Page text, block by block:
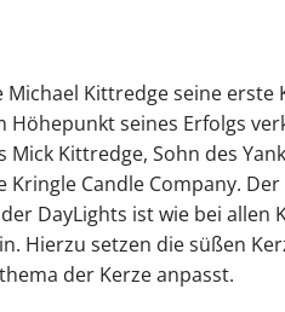
Kittredge seine
seines Erfolgs
Kittredge, Sohn des
Candle Company.
DayLights ist wie bei allen
Hierzu setzen die süßen
der Kerze anpasst.